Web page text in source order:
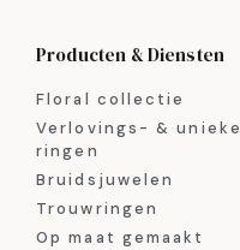
Producten & Diensten
Floral collectie
Verlovings- & unieke
ringen
Bruidsjuwelen
Trouwringen
Op maat gemaakt